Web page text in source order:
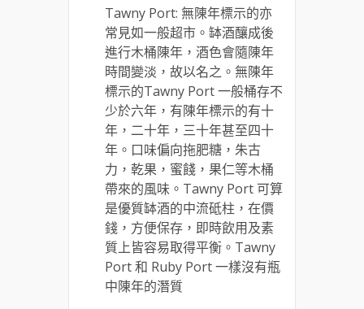
Tawny Port: 無陳年標示的亦
常見如一般超市。缽酒釀成後
進行木桶陳年，酒色會隨陳年
時間變淡，故以名之。無陳年
標示的Tawny Port 一般桶存不
少於六年，有陳年標示的有十
年，二十年，三十年甚至四十
年。口味偏向拖肥糖，朱古
力，乾果，蜜餞，果仁等木桶
帶來的風味。Tawny Port 可算
是優質缽酒的中流砥柱，在價
錢，方便保存，即時飲用及素
質上皆容易取得平衡。Tawny
Port 和 Ruby Port 一樣沒有瓶
中陳年的潛質